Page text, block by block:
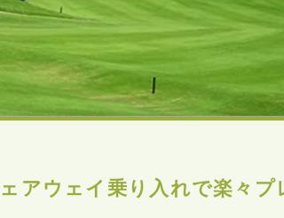
アウェイ乗り入れで楽々プ